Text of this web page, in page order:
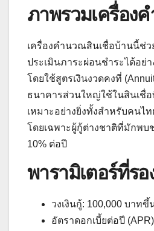
ภาพรวมเครื่อง
เครื่องคำนวณสินเชื่อบ้านนี้ช่ว
ประเมินภาระผ่อนชำระได้อย่
โดยใช้สูตรเงินงวดคงที่
ธนาคารส่วนใหญ่ใช้ในสินเชื่
เหมาะอย่างยิ่งทั้งสำหรับคนไ
โดยเฉพาะผู้กู้ต่างชาติที่มักพบ
10% ต่อปี
พารามิเตอร์ที่รอ
วงเงินกู้: 100,000 บาท
อัตราดอกเบี้ยต่อปี